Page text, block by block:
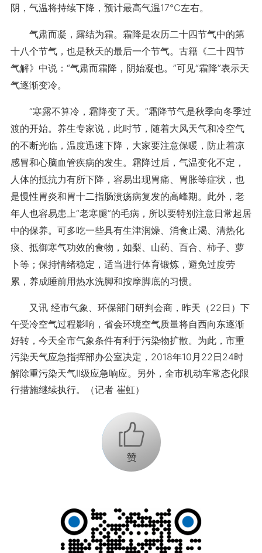
阴，气温将持续下降，预计最高气温17℃左右。
气肃而凝，露结为霜。霜降是农历二十四节气中的第
十八个节气，也是秋天的最后一个节气。古籍《二十四节
气解》中说：“气肃而霜降，阴始凝也。”可见“霜降”表示天
气逐渐变冷。
“寒露不算冷，霜降变了天。”霜降节气是秋季向冬季过
渡的开始。养生专家说，此时节，随着大风天气和冷空气
的不断光临，温度迅速下降，大家要注意保暖，防止着凉
感冒和心脑血管疾病的发生。霜降过后，气温变化不定，
人体的抵抗力有所下降，容易出现胃痛、胃胀等症状，也
是慢性胃炎和胃十二指肠溃疡病复发的高峰期。此外，老
年人也容易患上“老寒腿”的毛病，所以要特别注意日常起居
中的保养。可多吃一些具有生津润燥、消食止渴、清热化
痰、抵御寒气功效的食物，如梨、山药、百合、柿子、萝
卜等；保持情绪稳定，适当进行体育锻炼，避免过度劳
累，养成睡前用热水洗脚和按摩脚底的习惯。
又讯 经市气象、环保部门研判会商，昨天（22日）下
午受冷空气过程影响，省会环境空气质量将自西向东逐渐
好转，今天全市气象条件有利于污染物扩散。为此，市重
污染天气应急指挥部办公室决定，2018年10月22日24时
解除重污染天气Ⅱ级应急响应。另外，全市机动车常态化限
行措施继续执行。（记者 崔虹）
+1